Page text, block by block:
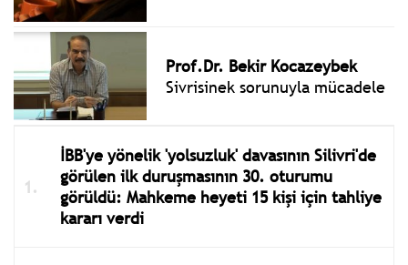
Prof.Dr. Bekir Kocazeybek
Sivrisinek sorunuyla mücadele
İBB'ye yönelik 'yolsuzluk' davasının Silivri'de
görülen ilk duruşmasının 30. oturumu
görüldü: Mahkeme heyeti 15 kişi için tahliye
kararı verdi